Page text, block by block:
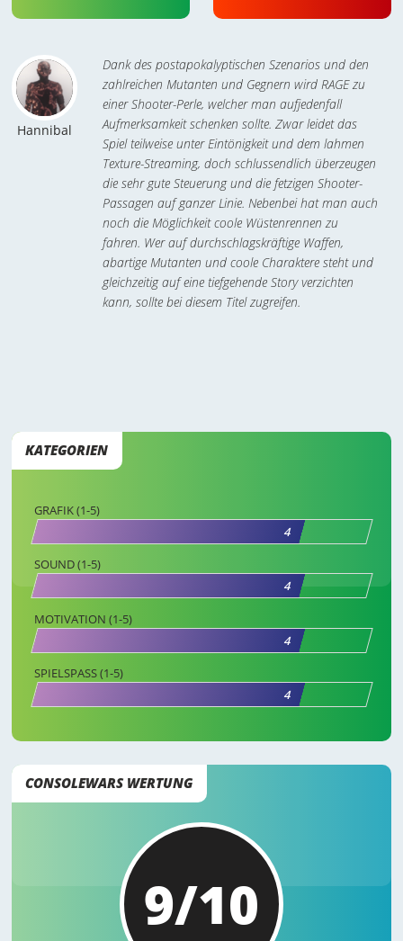
Hannibal
Dank des postapokalyptischen Szenarios und den
zahlreichen Mutanten und Gegnern wird RAGE zu
einer Shooter-Perle, welcher man aufjedenfall
Aufmerksamkeit schenken sollte. Zwar leidet das
Spiel teilweise unter Eintönigkeit und dem lahmen
Texture-Streaming, doch schlussendlich überzeugen
die sehr gute Steuerung und die fetzigen Shooter-
Passagen auf ganzer Linie. Nebenbei hat man auch
noch die Möglichkeit coole Wüstenrennen zu
fahren. Wer auf durchschlagskräftige Waffen,
abartige Mutanten und coole Charaktere steht und
gleichzeitig auf eine tiefgehende Story verzichten
kann, sollte bei diesem Titel zugreifen.
KATEGORIEN
GRAFIK (1-5)
4
SOUND (1-5)
4
MOTIVATION (1-5)
4
SPIELSPASS (1-5)
4
CONSOLEWARS WERTUNG
9/10